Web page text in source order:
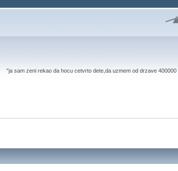
"ja sam zeni rekao da hocu cetvrto dete,da uzmem od drzave